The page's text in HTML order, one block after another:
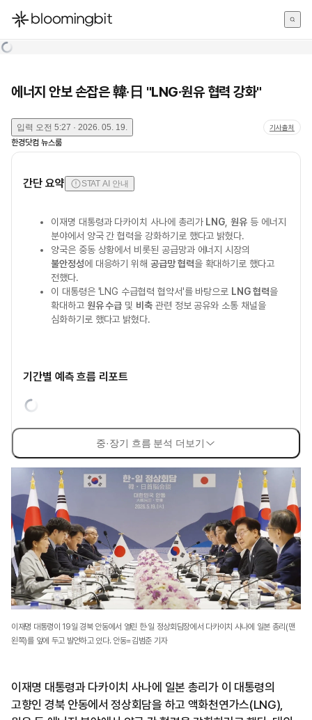
한국어
에너지 안보 손잡은 韓·日 "LNG·원유 협력 강화"
입력 오전 5:27 · 2026. 05. 19. 기사출처
한경닷컴 뉴스룸
간단 요약 STAT AI 안내
이재명 대통령과 다카이치 사나에 총리가 LNG ,원유 등 에너지
분야에서 양국 간 협력을 강화하기로 했다고 밝혔다.
양국은 중동 상황에서 비롯된 공급망과 에너지 시장의
불안정성에 대응하기 위해공급망 협력을 확대하기로 했다고
전했다.
이 대통령은 'LNG 수급협력 협약서'를 바탕으로 LNG 협력을
확대하고 원유 수급 및 비축관련 정보 공유와 소통 채널을
심화하기로 했다고 밝혔다.
기간별 예측 흐름 리포트
중·장기 흐름 분석 더보기
이재명 대통령이 19일 경북 안동에서 열린 한·일 정상회담장에서 다카이치 사나에 일본 총리(맨
왼쪽)를 앞에 두고 발언하고 있다. 안동=김범준 기자
이재명 대통령과 다카이치 사나에 일본 총리가 이 대통령의
고향인 경북 안동에서 정상회담을 하고 액화천연가스(LNG),